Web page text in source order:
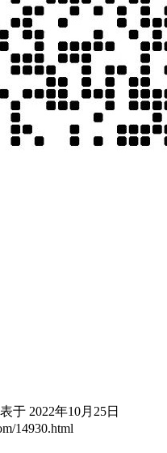
于 2022年10月25日
14930.html